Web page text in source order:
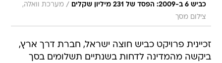
כביש 6 ב-2009: הפסד של 231 מיליון שקלים / מערכת וואלה,
צילום מסך
זכיינית פרויקט כביש חוצה ישראל, חברת דרך ארץ,
ביקשה מהמדינה לדחות בשנתיים תשלומים בסך